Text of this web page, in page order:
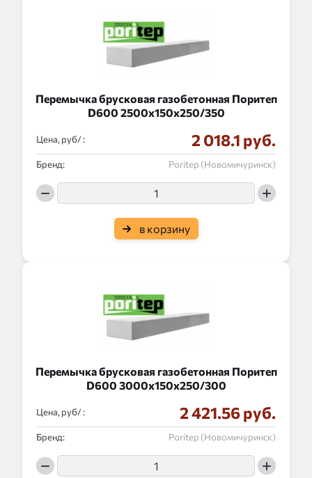
Перемычка брусковая газобетонная Поритеп
D600 2500x150x250/350
Цена, руб/ : 2 018.1 руб.
Бренд: Poritep (Новомичуринск)
в корзину
Перемычка брусковая газобетонная Поритеп
D600 3000x150x250/300
Цена, руб/ : 2 421.56 руб.
Бренд: Poritep (Новомичуринск)